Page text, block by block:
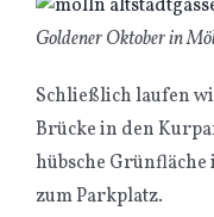
Goldener Oktober in
Schließlich laufen
Brücke in den
hübsche
zum Parkplatz.